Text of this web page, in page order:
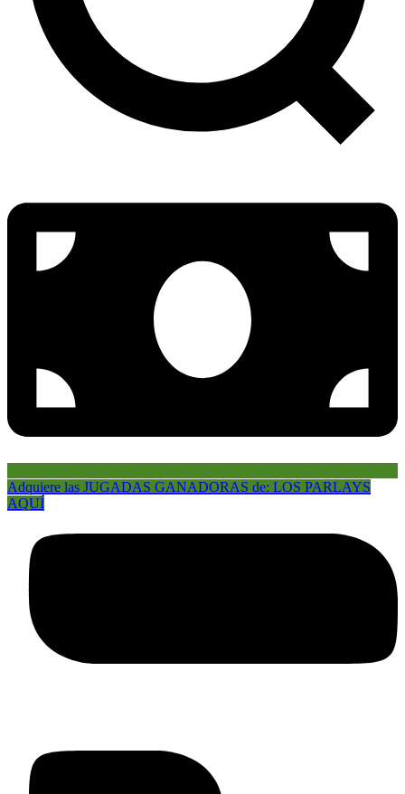
Adquiere las JUGADAS GANADORAS de: LOS PARLAYS
AQUÍ